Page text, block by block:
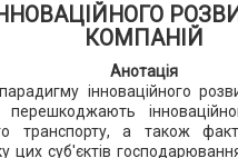
КОМПАНІЙ
Анотація
інноваційного
транспорту, а також
цих суб'єктів